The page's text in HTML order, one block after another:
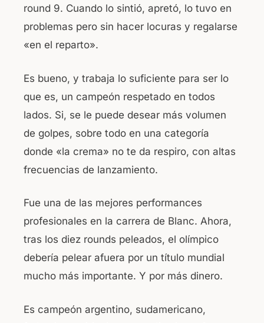
round 9. Cuando lo sintió, apretó, lo tuvo en
problemas pero sin hacer locuras y regalarse
«en el reparto».
Es bueno, y trabaja lo suficiente para ser lo
que es, un campeón respetado en todos
lados. Si, se le puede desear más volumen
de golpes, sobre todo en una categoría
donde «la crema» no te da respiro, con altas
frecuencias de lanzamiento.
Fue una de las mejores performances
profesionales en la carrera de Blanc. Ahora,
tras los diez rounds peleados, el olímpico
debería pelear afuera por un título mundial
mucho más importante. Y por más dinero.
Es campeón argentino, sudamericano,